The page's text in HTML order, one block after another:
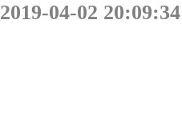
2019-04-02 20:09:34